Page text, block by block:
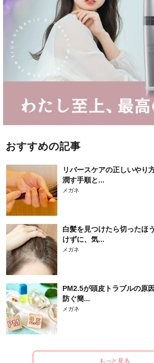
おすすめの記事
リバースケアの正しいやり
潤す手順と...
メガネ
白髪を見つけたら切ったほ
けずに、気...
メガネ
PM2.5が頭皮トラブルの原
防ぐ簡...
メガネ
もっと見る